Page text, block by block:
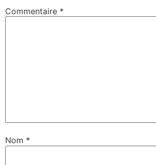
Commentaire *
Nom *